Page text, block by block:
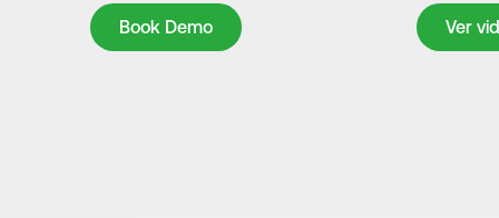
Book Demo
Book Demo
Ver